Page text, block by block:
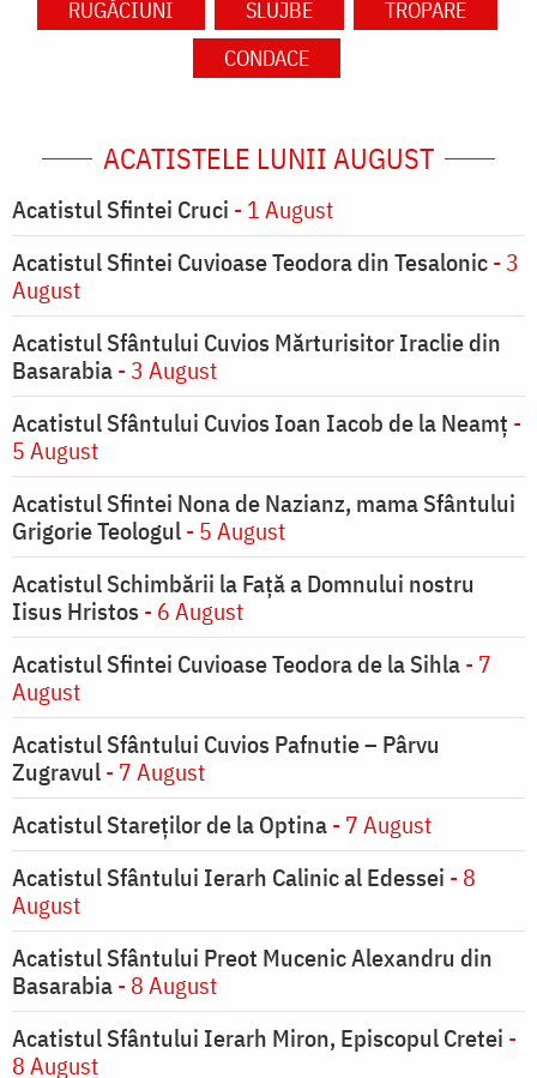
RUGĂCIUNI
SLUJBE
TROPARE
CONDACE
ACATISTELE LUNII AUGUST
Acatistul Sfintei Cruci - 1 August
Acatistul Sfintei Cuvioase Teodora din Tesalonic- 3
August
Acatistul Sfântului Cuvios Mărturisitor Iraclie din
Basarabia- 3 August
Acatistul Sfântului Cuvios Ioan Iacob de la Neamț -
5 August
Acatistul Sfintei Nona de Nazianz, mama Sfântului
Grigorie Teologul- 5 August
Acatistul Schimbării la Faţă a Domnului nostru
Iisus Hristos - 6 August
Acatistul Sfintei Cuvioase Teodora de la Sihla- 7
August
Acatistul Sfântului Cuvios Pafnutie – Pârvu
Zugravul- 7 August
Acatistul Stareţilor de la Optina- 7 August
Acatistul Sfântului Ierarh Calinic al Edessei - 8
August
Acatistul Sfântului Preot Mucenic Alexandru din
Basarabia- 8 August
Acatistul Sfântului Ierarh Miron, Episcopul Cretei -
8 August